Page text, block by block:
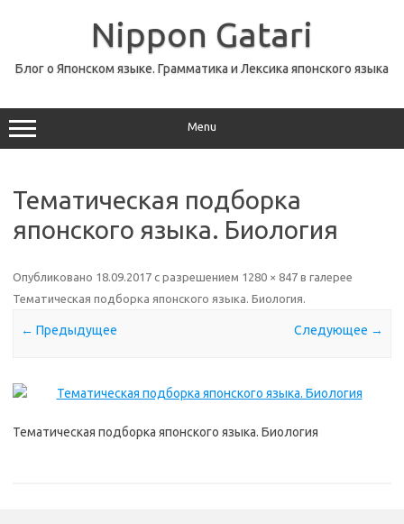
Nippon Gatari
Блог о Японском языке. Грамматика и Лексика японского языка
Menu
Тематическая подборка
японского языка. Биология
Опубликовано 18.09.2017 с разрешением 1280 × 847 в галерее
Тематическая подборка японского языка. Биология.
← Предыдущее Следующее →
Тематическая подборка японского языка. Биология